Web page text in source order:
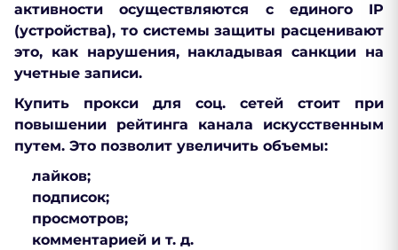
активности осуществляются с единого IP
(устройства), то системы защиты расценивают
это, как нарушения, накладывая санкции на
учетные записи.
Купить прокси для соц. сетей стоит при
повышении рейтинга канала искусственным
путем. Это позволит увеличить объемы:
лайков;
подписок;
просмотров;
комментарией и т. д.